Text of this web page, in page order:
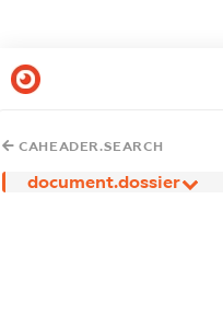
CAHEADER.SEARCH
document.dossier